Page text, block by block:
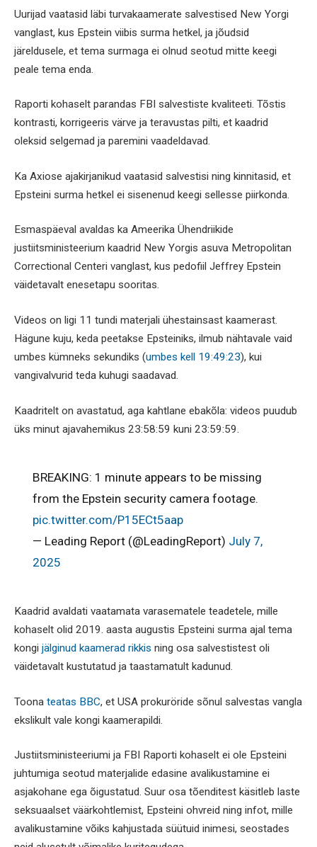
Uurijad vaatasid läbi turvakaamerate salvestised New Yorgi
vanglast, kus Epstein viibis surma hetkel, ja jõudsid
järeldusele, et tema surmaga ei olnud seotud mitte keegi
peale tema enda.
Raporti kohaselt parandas FBI salvestiste kvaliteeti. Tõstis
kontrasti, korrigeeris värve ja teravustas pilti, et kaadrid
oleksid selgemad ja paremini vaadeldavad.
Ka Axiose ajakirjanikud vaatasid salvestisi ning kinnitasid, et
Epsteini surma hetkel ei sisenenud keegi sellesse piirkonda.
Esmaspäeval avaldas ka Ameerika Ühendriikide
justiitsministeerium kaadrid New Yorgis asuva Metropolitan
Correctional Centeri vanglast, kus pedofiil Jeffrey Epstein
väidetavalt enesetapu sooritas.
Videos on ligi 11 tundi materjali ühestainsast kaamerast.
Hägune kuju, keda peetakse Epsteiniks, ilmub nähtavale vaid
umbes kümneks sekundiks (umbes kell 19:49:23), kui
vangivalvurid teda kuhugi saadavad.
Kaadritelt on avastatud, aga kahtlane ebakõla: videos puudub
üks minut ajavahemikus 23:58:59 kuni 23:59:59.
BREAKING: 1 minute appears to be missing
from the Epstein security camera footage.
pic.twitter.com/P15ECt5aap
— Leading Report (@LeadingReport) July 7,
2025
Kaadrid avaldati vaatamata varasematele teadetele, mille
kohaselt olid 2019. aasta augustis Epsteini surma ajal tema
kongi jälginud kaamerad rikkis ning osa salvestistest oli
väidetavalt kustutatud ja taastamatult kadunud.
Toona teatas BBC, et USA prokuröride sõnul salvestas vangla
ekslikult vale kongi kaamerapildi.
Justiitsministeeriumi ja FBI Raporti kohaselt ei ole Epsteini
juhtumiga seotud materjalide edasine avalikustamine ei
asjakohane ega õigustatud. Suur osa tõenditest käsitleb laste
seksuaalset väärkohtlemist, Epsteini ohvreid ning infot, mille
avalikustamine võiks kahjustada süütuid inimesi, seostades